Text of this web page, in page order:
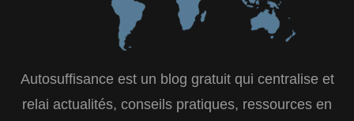
Autosuffisance est un blog gratuit qui centralise et
relai actualités, conseils pratiques, ressources en